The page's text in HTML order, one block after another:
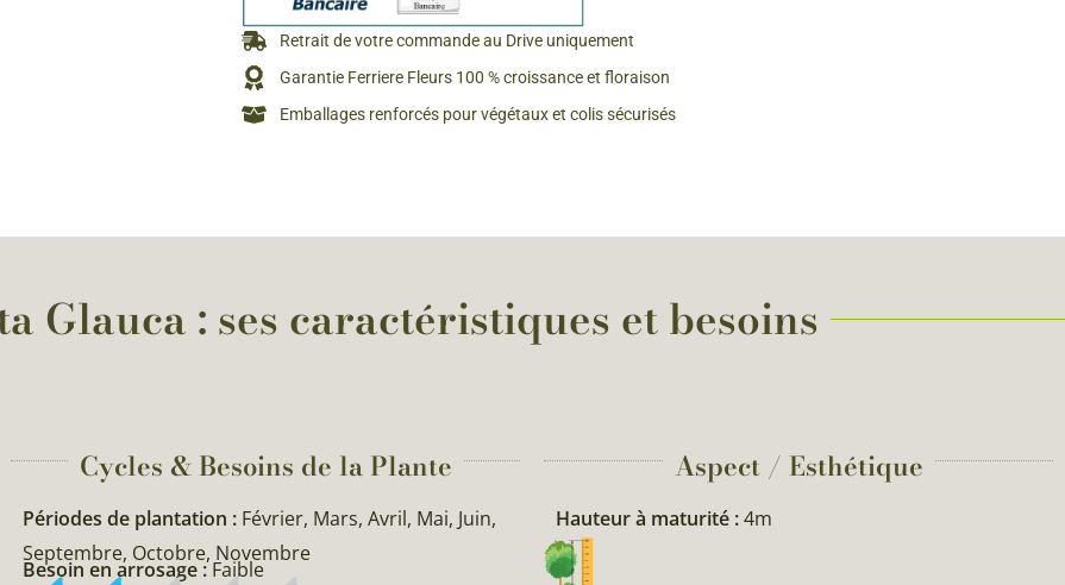
Semences & Graines Spéciales Fraîcheur
Bulbes de fleurs de A à Z
Retrait de votre commande au Drive uniquement
Garantie Ferriere Fleurs 100 % croissance et floraison
Emballages renforcés pour végétaux et colis sécurisés
Glauca : ses caractéristiques et besoins
Cycles & Besoins de la Plante​
Périodes de plantation : Février, Mars, Avril, Mai, Juin,
Septembre, Octobre, Novembre
Besoin en arrosage :Faible
Aspect / Esthétique
Hauteur à maturité :4m